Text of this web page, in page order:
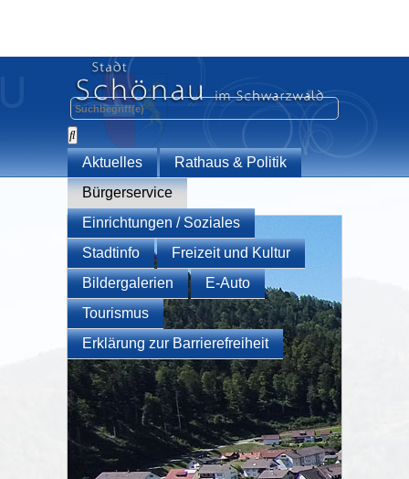
Aktuelles
Rathaus & Politik
Bürgerservice
Einrichtungen / Soziales
Stadtinfo
Freizeit und Kultur
Bildergalerien
E-Auto
Tourismus
Erklärung zur Barrierefreiheit